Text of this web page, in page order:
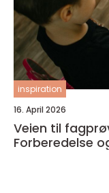
inspiration
16. April 2026
Veien til
Forberedelse